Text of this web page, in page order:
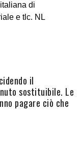
di
e tlc. NL
il
sostituibile. Le
pagare ciò che